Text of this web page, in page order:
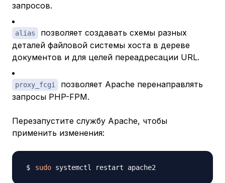
запросов.
alias
позволяет создавать схемы разных
деталей файловой системы хоста в дереве
документов и для целей переадресации URL.
proxy_fcgi
позволяет Apache перенаправлять
запросы PHP-FPM.
Перезапустите службу Apache, чтобы
применить изменения:
sudo